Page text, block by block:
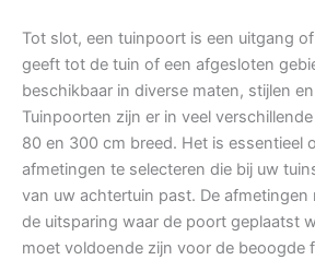
Tot slot, een tuinpoort is een uitgang
geeft tot de tuin of een afgesloten
beschikbaar in diverse maten, stijlen
Tuinpoorten zijn er in veel
80 en 300 cm breed. Het is essentieel
afmetingen te selecteren die bij uw
van uw achtertuin past. De afmetingen
de uitsparing waar de poort geplaatst
moet voldoende zijn voor de beoogde